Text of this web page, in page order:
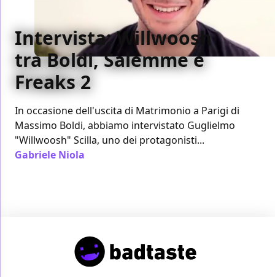
Intervista: Willwoosh
tra Boldi, Salemme e
Freaks 2
In occasione dell'uscita di Matrimonio a Parigi di
Massimo Boldi, abbiamo intervistato Guglielmo
"Willwoosh" Scilla, uno dei protagonisti...
Gabriele Niola